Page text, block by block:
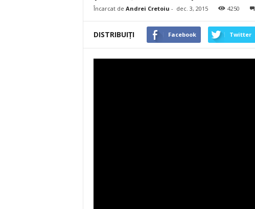
Încarcat de Andrei Cretoiu - dec. 3, 2015 4250
DISTRIBUIȚI Facebook Twitter